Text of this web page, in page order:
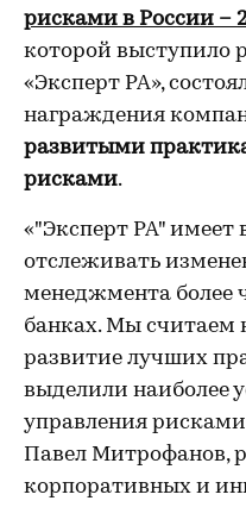
рисками в России –
которой выступило
«Эксперт РА»,
награждения
развитыми
рисками.
«"Эксперт РА" имеет
отслеживать
менеджмента более
банках. Мы
развитие лучших
выделили наиболее
управления
Павел Митрофанов,
корпоративных и